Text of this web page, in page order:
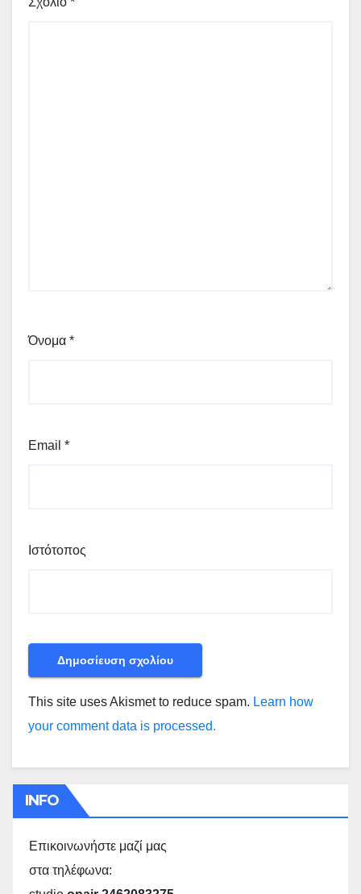
Όνομα *
Email *
Ιστότοπος
This site uses Akismet to reduce spam. Learn how
your comment data is processed.
INFO
Επικοινωνήστε μαζί μας
στα τηλέφωνα: